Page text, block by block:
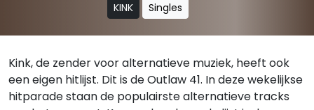
KINK Singles
Kink, de zender voor alternatieve muziek, heeft ook
een eigen hitlijst. Dit is de Outlaw 41. In deze wekelijkse
hitparade staan de populairste alternatieve tracks